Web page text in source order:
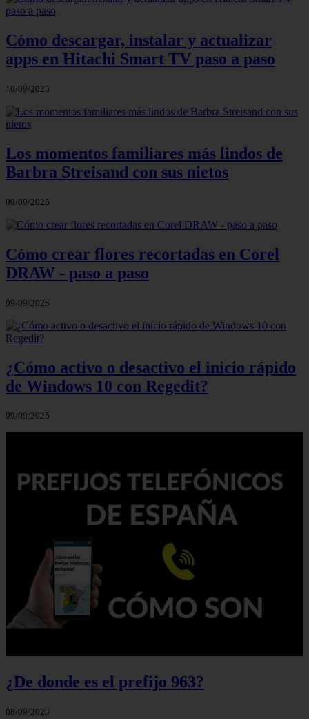
Cómo descargar, instalar y actualizar
apps en Hitachi Smart TV paso a paso
10/09/2025
Los momentos familiares más lindos de
Barbra Streisand con sus nietos
09/09/2025
Cómo crear flores recortadas en Corel
DRAW - paso a paso
09/09/2025
¿Cómo activo o desactivo el inicio rápido
de Windows 10 con Regedit?
09/09/2025
¿De donde es el prefijo 963?
08/09/2025